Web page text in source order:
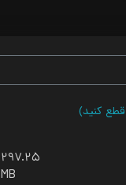
۲۹۷.۲۵
MB